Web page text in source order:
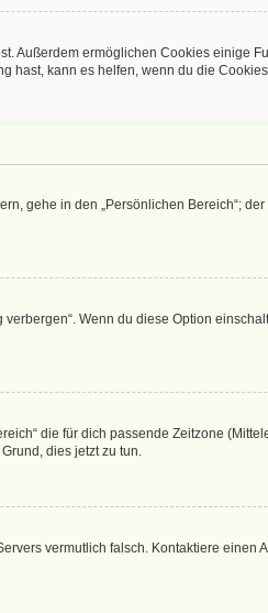
Außerdem ermöglichen Cookies einige
hast, kann es helfen, wenn du die Cookies
gehe in den „Persönlichen Bereich“;
Wenn du diese Option
die für dich passende Zeitzone
dies jetzt zu tun.
vermutlich falsch. Kontaktiere einen